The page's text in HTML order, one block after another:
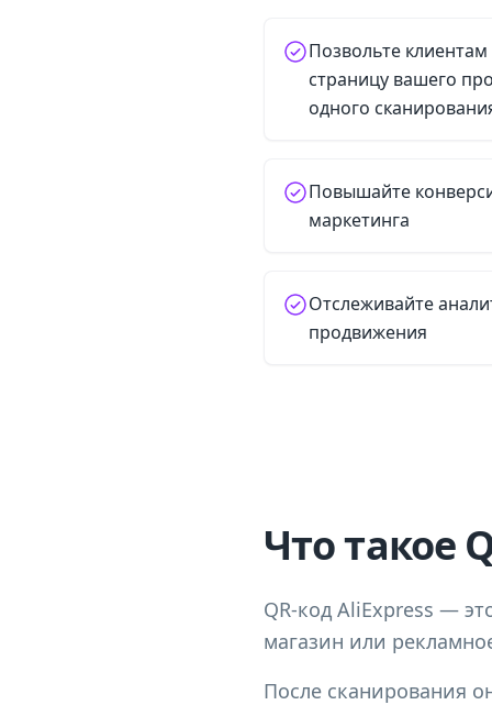
Позвольте
страницу вашего
одного
Повышайте
маркетинга
Отслеживайте
продвижения
Что такое
QR-код AliExpress —
магазин или
После сканирования